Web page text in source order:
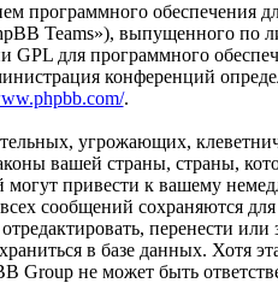
программного обеспечения
Teams»), выпущенного по
GPL для программного
конференций
.
угрожающих,
вашей страны, страны,
привести к вашему
сообщений сохраняются
перенести
в базе данных. Хотя
Group не может быть